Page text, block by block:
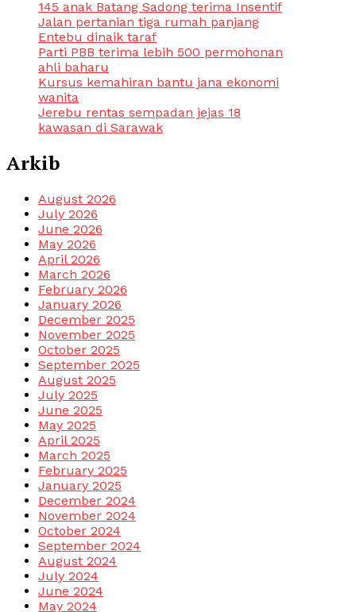
145 anak Batang Sadong terima Insentif
Jalan pertanian tiga rumah panjang
Entebu dinaik taraf
Parti PBB terima lebih 500 permohonan
ahli baharu
Kursus kemahiran bantu jana ekonomi
wanita
Jerebu rentas sempadan jejas 18
kawasan di Sarawak
Arkib
August 2026
July 2026
June 2026
May 2026
April 2026
March 2026
February 2026
January 2026
December 2025
November 2025
October 2025
September 2025
August 2025
July 2025
June 2025
May 2025
April 2025
March 2025
February 2025
January 2025
December 2024
November 2024
October 2024
September 2024
August 2024
July 2024
June 2024
May 2024